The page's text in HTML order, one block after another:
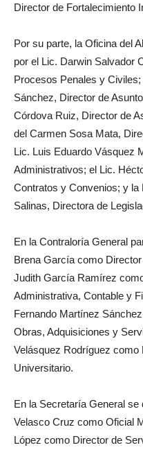
Director de Fortalecimiento
Por su parte, la Oficina del
por el Lic. Darwin Salvador
Procesos Penales y
Sánchez, Director de
Córdova Ruiz, Director de
del Carmen Sosa Mata,
Lic. Luis Eduardo Vásquez
Administrativos; el Lic.
Contratos y Convenios; y la
Salinas, Directora de
En la Contraloría General
Brena García como
Judith García Ramírez
Administrativa, Contable y
Fernando Martínez
Obras, Adquisiciones y
Velásquez Rodríguez como
Universitario.
En la Secretaría General
Velasco Cruz como Oficial
López como Director de